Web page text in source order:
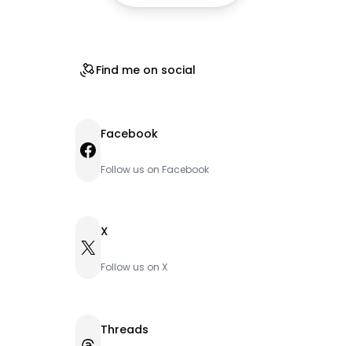
Find me on social
Facebook
Facebook
Follow us on Facebook
X
X
Follow us on X
Threads